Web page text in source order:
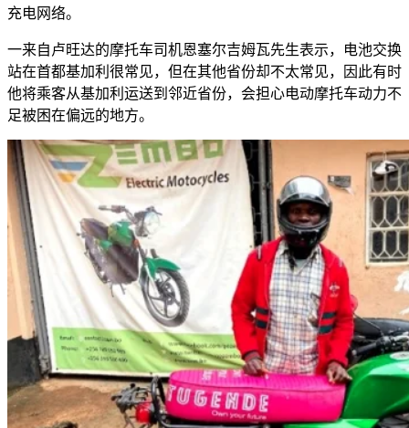
充电网络。
一来自卢旺达的摩托车司机恩塞尔吉姆瓦先生表示，电池交换
站在首都基加利很常见，但在其他省份却不太常见，因此有时
他将乘客从基加利运送到邻近省份，会担心电动摩托车动力不
足被困在偏远的地方。